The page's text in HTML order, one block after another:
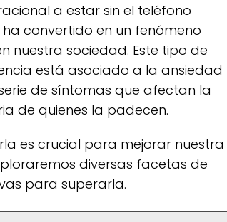
a estar sin el teléfono
ha convertido en un fenómeno
nuestra sociedad. Este tipo de
está asociado a la ansiedad
de síntomas que afectan la
de quienes la padecen.
es crucial para mejorar nuestra
diversas facetas de
para superarla.